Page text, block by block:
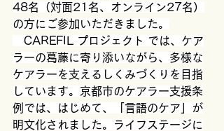
48名（対面21名、オンライン27名）
の方にご参加いただきました。
CAREFIL プロジェクト では、ケア
ラーの葛藤に寄り添いながら、多様な
ケアラーを支えるしくみづくりを目指
しています。京都市のケアラー支援条
例では、はじめて、「言語のケア」が
明文化されました。ライフステージに